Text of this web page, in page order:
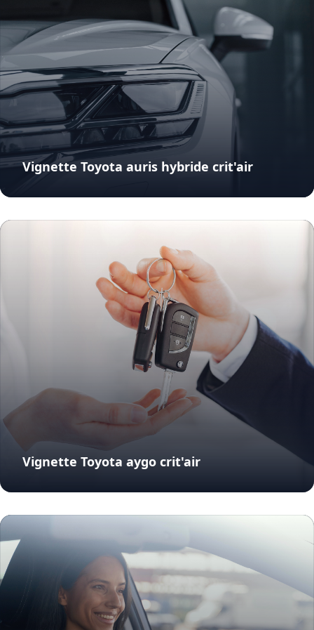
Vignette Toyota auris hybride crit'air
Vignette Toyota aygo crit'air